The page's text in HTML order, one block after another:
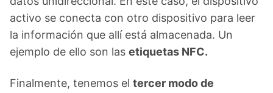
activo se conecta con otro dispositivo para leer
la información que allí está almacenada. Un
ejemplo de ello son las etiquetas NFC.
Finalmente, tenemos el tercer modo de